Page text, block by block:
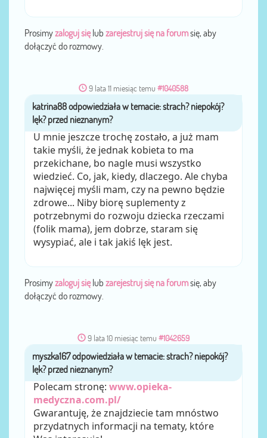
Prosimyzaloguj sięlub zarejestruj się na forumsię, aby
dołączyć do rozmowy.
9 lata 11 miesiąc temu #1040588
przezkatrina88
U mnie jeszcze trochę zostało, a już mam
takie myśli, że jednak kobieta to ma
przekichane, bo nagle musi wszystko
wiedzieć. Co, jak, kiedy, dlaczego. Ale chyba
najwięcej myśli mam, czy na pewno będzie
zdrowe... Niby biorę suplementy z
potrzebnymi do rozwoju dziecka rzeczami
(folik mama), jem dobrze, staram się
wysypiać, ale i tak jakiś lęk jest.
Prosimyzaloguj sięlub zarejestruj się na forumsię, aby
dołączyć do rozmowy.
9 lata 10 miesiąc temu #1042659
przezmyszka167
Polecam stronę: www.opieka-
medyczna.com.pl/
Gwarantuję, że znajdziecie tam mnóstwo
przydatnych informacji na tematy, które